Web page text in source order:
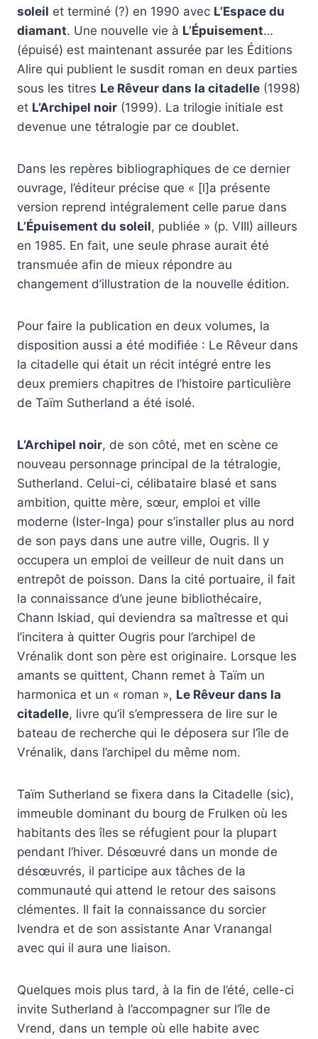
soleil et terminé (?) en 1990 avec L’Espace du
diamant. Une nouvelle vie à L’Épuisement…
(épuisé) est maintenant assurée par les Éditions
Alire qui publient le susdit roman en deux parties
sous les titres Le Rêveur dans la citadelle (1998)
et L’Archipel noir (1999). La trilogie initiale est
devenue une tétralogie par ce doublet.
Dans les repères bibliographiques de ce dernier
ouvrage, l’éditeur précise que « [l]a présente
version reprend intégralement celle parue dans
L’Épuisement du soleil, publiée » (p. VIII) ailleurs
en 1985. En fait, une seule phrase aurait été
transmuée afin de mieux répondre au
changement d’illustration de la nouvelle édition.
Pour faire la publication en deux volumes, la
disposition aussi a été modifiée : Le Rêveur dans
la citadelle qui était un récit intégré entre les
deux premiers chapitres de l’histoire particulière
de Taïm Sutherland a été isolé.
L’Archipel noir, de son côté, met en scène ce
nouveau personnage principal de la tétralogie,
Sutherland. Celui-ci, célibataire blasé et sans
ambition, quitte mère, sœur, emploi et ville
moderne (Ister-Inga) pour s’installer plus au nord
de son pays dans une autre ville, Ougris. Il y
occupera un emploi de veilleur de nuit dans un
entrepôt de poisson. Dans la cité portuaire, il fait
la connaissance d’une jeune bibliothécaire,
Chann Iskiad, qui deviendra sa maîtresse et qui
l’incitera à quitter Ougris pour l’archipel de
Vrénalik dont son père est originaire. Lorsque les
amants se quittent, Chann remet à Taïm un
harmonica et un « roman », Le Rêveur dans la
citadelle, livre qu’il s’empressera de lire sur le
bateau de recherche qui le déposera sur l’île de
Vrénalik, dans l’archipel du même nom.
Taïm Sutherland se fixera dans la Citadelle (sic),
immeuble dominant du bourg de Frulken où les
habitants des îles se réfugient pour la plupart
pendant l’hiver. Désœuvré dans un monde de
désœuvrés, il participe aux tâches de la
communauté qui attend le retour des saisons
clémentes. Il fait la connaissance du sorcier
Ivendra et de son assistante Anar Vranangal
avec qui il aura une liaison.
Quelques mois plus tard, à la fin de l’été, celle-ci
invite Sutherland à l’accompagner sur l’île de
Vrend, dans un temple où elle habite avec